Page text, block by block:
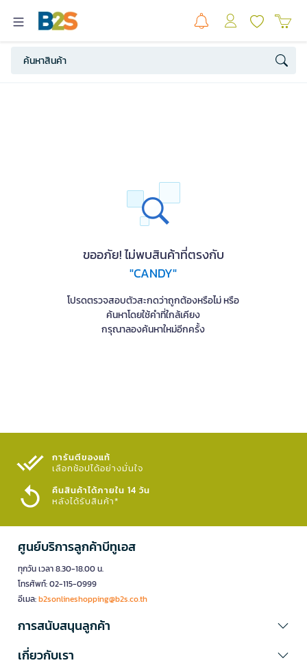
ขออภัย! ไม่พบสินค้าที่ตรงกับ
"CANDY"
โปรดตรวจสอบตัวสะกดว่าถูกต้องหรือไม่ หรือ
ค้นหาโดยใช้คำที่ใกล้เคียง
กรุณาลองค้นหาใหม่อีกครั้ง
การันตีของแท้
เลือกช้อปได้อย่างมั่นใจ​
คืนสินค้าได้ภายใน 14 วัน
หลังได้รับสินค้า*
ศูนย์บริการลูกค้าบีทูเอส
ทุกวัน เวลา 8.30-18.00 น.
โทรศัพท์: 02-115-0999
อีเมล:b2sonlineshopping@b2s.co.th
การสนับสนุนลูกค้า
เกี่ยวกับเรา